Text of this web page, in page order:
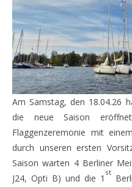
Am Samstag, den 18.04.26 haben wir erfolgreich gemeinsam
die neue Saison
Flaggenzeremonie mit
durch unseren ersten
Saison warten 4 Berliner
J24, Opti B) und die 1
st